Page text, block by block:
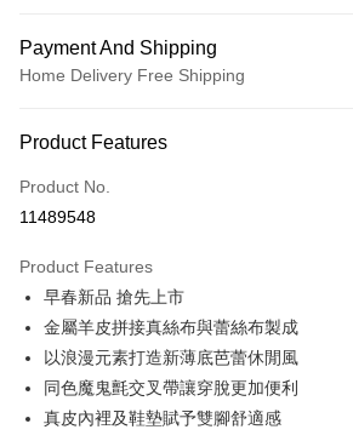
Payment And Shipping
Home Delivery Free Shipping
Credit Card (Full Payment)
Credit Card Installments
Taiwan Cooperative Bank
Hua Nan Commercial Bank
The Shanghai Commercial &
Savings Bank
Taipei
Cathay United Bank
Bank
Taiwan Business Bank
0% for 6 months
Taiwan Cooperative Bank
Hua Nan Commercial Bank
Chang
The Shanghai Commercial &
Savings Bank
Taipei
Cathay United Bank
0% for 12 months
Hua Nan Commercial Bank
Chang
The Shanghai Commercial &
Savings Bank
Taipei
LINE Pay
Apple Pay
Product Features
Product No.
11489548
Product Features
早春新品 搶先上市
金屬羊皮拼接真絲布與蕾絲布製成
以浪漫元素打造新薄底芭蕾休閒風
同色魔鬼氈交叉帶讓穿脫更加便利
真皮內裡及鞋墊賦予雙腳舒適感